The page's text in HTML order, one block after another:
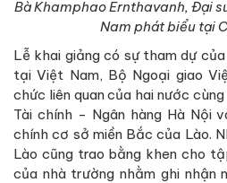
Bà Khamphao Ernthavanh, Đại
Nam phát biểu tại
Lễ khai giảng có sự tham dự
tại Việt Nam, Bộ Ngoại giao
chức liên quan của hai nước
Tài chính - Ngân hàng Hà Nội
chính cơ sở miền Bắc của Lào.
Lào cũng trao bằng khen cho
của nhà trường nhằm ghi nhận